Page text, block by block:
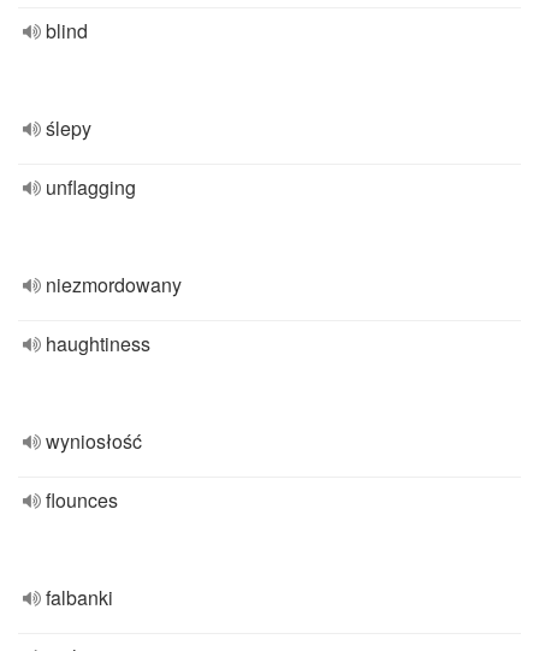
blind
ślepy
unflagging
niezmordowany
haughtiness
wyniosłość
flounces
falbanki